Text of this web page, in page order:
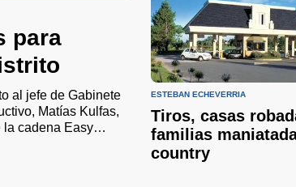
para
al jefe de Gabinete
Matías Kulfas,
la cadena Easy
ESTEBAN ECHEVERRÍA
Tiros, casas
familias
country